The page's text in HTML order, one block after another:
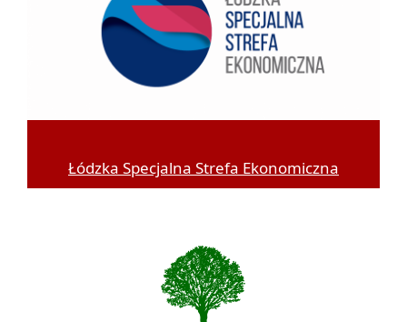
Łódzka Specjalna Strefa Ekonomiczna